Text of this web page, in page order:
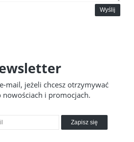
Wyślij
mail, jeżeli chcesz otrzymywać
nowościach i promocjach.
Zapisz się